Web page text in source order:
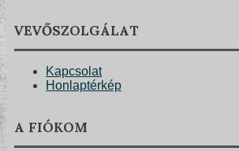
VEVŐSZOLGÁLAT
Kapcsolat
Honlaptérkép
A FIÓKOM